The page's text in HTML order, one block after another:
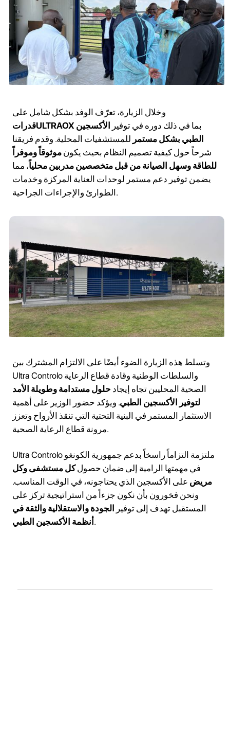
وخلال الزيارة، تعرّف الوفد بشكل شامل على
قدراتULTRAOX
بما في ذلك دوره في توفير
الأكسجين
الطبي بشكل مستمر للمستشفيات المحلية. وقدم فريقنا
شرحاً حول كيفية تصميم النظام بحيث يكونموثوقاً وموفراً
للطاقة وسهل الصيانة من قبل متخصصين مدربين محلياً، مما
يضمن توفير دعم مستمر لوحدات العناية المركزة وخدمات
الطوارئ والإجراءات الجراحية.
وتسلط هذه الزيارة الضوء أيضًا على الالتزام المشترك بين
Ultra Controlo والسلطات الوطنية وقادة قطاع الرعاية
الصحية المحليين تجاه إيجاد حلول مستدامة وطويلة الأمد
لتوفير الأكسجين الطبي. ويؤكد حضور الوزير على أهمية
الاستثمار المستمر في البنية التحتية التي تنقذ الأرواح وتعزز
مرونة قطاع الرعاية الصحية.
Ultra Controlo ملتزمة التزاماً راسخاً بدعم جمهورية الكونغو
في مهمتها الرامية إلى ضمان حصولكل مستشفى وكل
مريض على الأكسجين الذي يحتاجونه، في الوقت المناسب.
ونحن فخورون بأن نكون جزءاً من استراتيجية تركز على
المستقبل تهدف إلى توفير الجودة والاستقلالية والثقة في
أنظمة الأكسجين الطبي.